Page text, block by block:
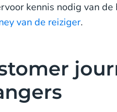
kennis nodig van
van de reiziger.